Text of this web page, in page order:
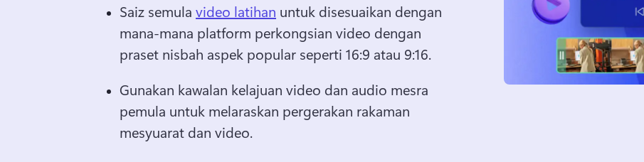
Saiz semula video latihan untuk disesuaikan dengan
mana-mana platform perkongsian video dengan
praset nisbah aspek popular seperti 16:9 atau 9:16.
Gunakan kawalan kelajuan video dan audio mesra
pemula untuk melaraskan pergerakan rakaman
mesyuarat dan video.